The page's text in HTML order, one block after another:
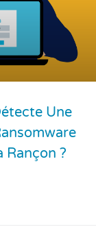
Une
Rançon ?